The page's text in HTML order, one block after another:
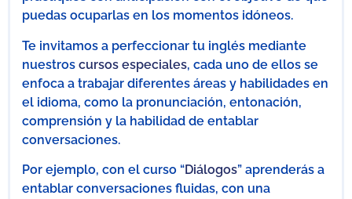
puedas ocuparlas en los momentos idóneos.
Te invitamos a perfeccionar tu inglés mediante
nuestros cursos especiales, cada uno de ellos se
enfoca a trabajar diferentes áreas y habilidades en
el idioma, como la pronunciación, entonación,
comprensión y la habilidad de entablar
conversaciones.
Por ejemplo, con el curso “Diálogos” aprenderás a
entablar conversaciones fluidas, con una